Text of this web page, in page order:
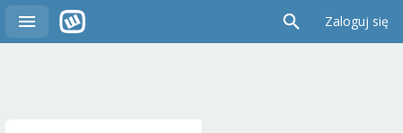
Zaloguj się